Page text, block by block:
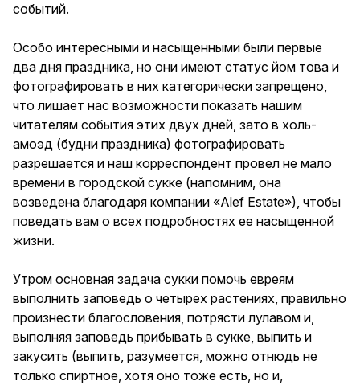
событий.
Особо интересными и насыщенными были первые
два дня праздника, но они имеют статус йом това и
фотографировать в них категорически запрещено,
что лишает нас возможности показать нашим
читателям события этих двух дней, зато в холь-
амоэд (будни праздника) фотографировать
разрешается и наш корреспондент провел не мало
времени в городской сукке (напомним, она
возведена благодаря компании «Alef Estate»), чтобы
поведать вам о всех подробностях ее насыщенной
жизни.
Утром основная задача сукки помочь евреям
выполнить заповедь о четырех растениях, правильно
произнести благословения, потрясти лулавом и,
выполняя заповедь прибывать в сукке, выпить и
закусить (выпить, разумеется, можно отнюдь не
только спиртное, хотя оно тоже есть, но и,